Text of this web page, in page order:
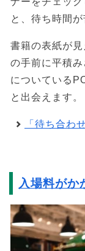
と、待ち時間が
書籍の表紙が
の手前に平積
についている
と出会えます。
「待ち合わ
入場料がか